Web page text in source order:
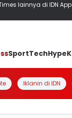
lainnya di IDN App
SportTechHype
Iklanin di IDN